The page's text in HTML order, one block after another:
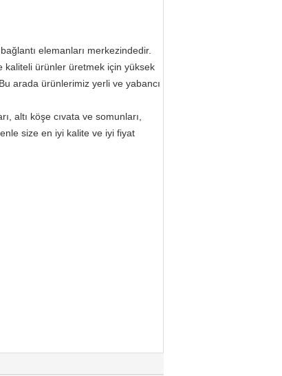
elemanları merkezindedir.
kaliteli ürünler üretmek için yüksek
Bu arada ürünlerimiz yerli ve yabancı
altı köşe cıvata ve somunları,
size en iyi kalite ve iyi fiyat